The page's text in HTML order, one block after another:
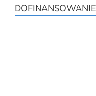
DOFINANSOWANIE